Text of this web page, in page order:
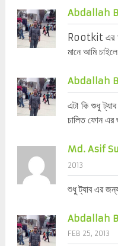
Abdallah
Rootkit এর
মানে আমি
Abdallah
এটা কি শুধু
চালিত ফোন
Md. Asif
2013
শুধু ট্যাব এর
Abdallah
FEB 25, 2013